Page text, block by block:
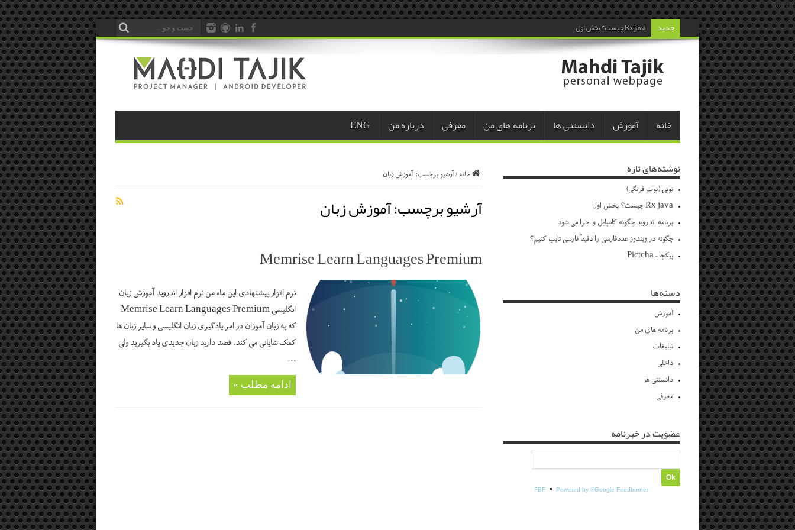
Google
جدید Rx java چیست؟ بخش اول
خانه آموزش دانستنی ها برنامه های من معرفی درباره من ENG
خانه/آرشیو برچسب: آموزش زبان
آرشیو برچسب:آموزش زبان
Memrise Learn Languages Premium
نرم افزار پیشنهادی این ماه من نرم افزار اندروید آموزش زبان
انگلیسی Memrise Learn Languages Premium
که به زبان آموزان در امر یادگیری زبان انگلیسی و سایر زبان ها
کمک شایانی می کند. قصد دارید زبان جدیدی یاد بگیرید ولی
...
ادامه مطلب »
نوشته‌های تازه
توتی (توت فرنگی)
Rx java چیست؟ بخش اول
برنامه اندروید چگونه کامپایل و اجرا می شود
چگونه در ویندوز عددفارسی را دقیقاً فارسی تایپ کنیم؟
پیکچا – Pictcha
دسته‌ها
آموزش
برنامه های من
تبلیغات
داخلی
دانستنی ها
معرفی
عضویت در خبرنامه
FBF Powered by ®Google Feedburner